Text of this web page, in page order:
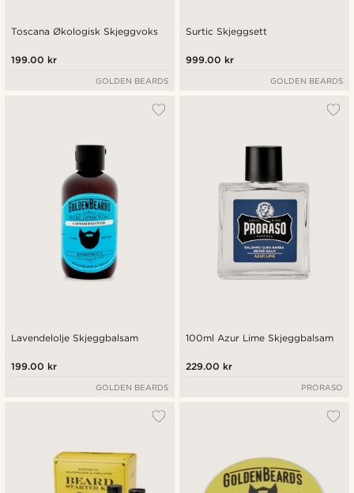
Toscana Økologisk Skjeggvoks
199.00 kr
GOLDEN BEARDS
Surtic Skjeggsett
999.00 kr
GOLDEN BEARDS
Lavendelolje Skjeggbalsam
199.00 kr
GOLDEN BEARDS
100ml Azur Lime Skjeggbalsam
229.00 kr
PRORASO